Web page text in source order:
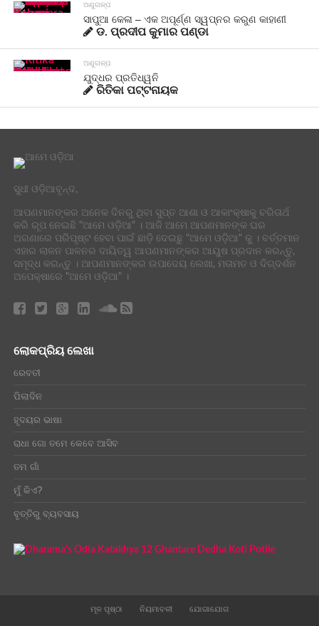
ଅଣୁଗଳ୍ପ
ସାପୁଆ କେଳା – ଏକ ଅପୂର୍ଣ୍ଣ ସ୍ୱପ୍ନର କରୁଣ କାହାଣୀ
ଡ. ପ୍ରଦୀପ କୁମାର ପଣ୍ଡା
ଅଣୁଗଳ୍ପ
ଯୁଦ୍ଧର ପ୍ରତିଧ୍ୱନି
ରିତିକା ପଟ୍ଟନାୟକ
ସୁଧୀ ଓଡ଼ିଆବୃନ୍ଦ,
ଆପଣମାନଙ୍କର ଅନେକ ଦିନରୁ ଥିବା ସୁପ୍ତ ଆଶା ଓ ଆକାଂକ୍ଷାକୁ ଚରିତାର୍ଥ
କରି ରୂପ ନେଇଛି "ଆମେ ଓଡ଼ିଆ" । ଆଜି ଆମେ ଆପଣମାନଙ୍କ ଘର
ଅଗଣାରେ ପରିପୃଷ୍ଟ ହେବା ପାଇଁ ଛାଡ଼ି ଦେଇଛୁ "ଆମେ ଓଡ଼ିଆ" କୁ । ବର୍ତ୍ତମାନ
ଏହାର ଲାଳନ ପାଳନର ଦାୟିତ୍ୱ ଆପଣମାନଙ୍କର ଆୟୁଷ ପ୍ରଦାନ କରନ୍ତୁ,
ସମୃଦ୍ଧ କରନ୍ତୁ । ଆପଣମାନଙ୍କର ଉପାଦେୟ ଲେଖା, ମତାମତ ଓ ଦିଗ୍ଦର୍ଶନ
ଅପେକ୍ଷାରେ "ଆମେ ଓଡ଼ିଆ" ।
ଲୋକପ୍ରିୟ ଲେଖା
ରେବତୀ
ପିଲାଦିନ
ହୃଦୟର ଭାଷା
ରାଧା ଗୋ ତମେ କେବେ ଆସିବ
ତମ ଗାଁ
ମୁଁ କିଏ?
ବୃତ୍ତିରୁ ବ୍ୟବସାୟ
ମୂଳ ପୃଷ୍ଠା ନିୟମାବଳୀ ଯୋଗାଯୋଗ